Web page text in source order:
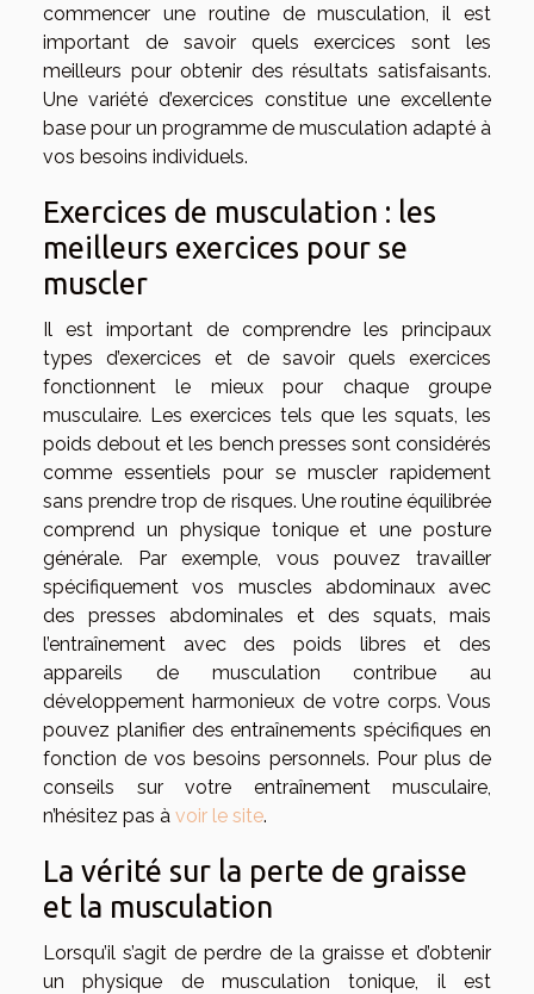
commencer une routine de musculation, il est
important de savoir quels exercices sont les
meilleurs pour obtenir des résultats satisfaisants.
Une variété d’exercices constitue une excellente
base pour un programme de musculation adapté à
vos besoins individuels.
Exercices de musculation : les
meilleurs exercices pour se
muscler
Il est important de comprendre les principaux
types d’exercices et de savoir quels exercices
fonctionnent le mieux pour chaque groupe
musculaire. Les exercices tels que les squats, les
poids debout et les bench presses sont considérés
comme essentiels pour se muscler rapidement
sans prendre trop de risques. Une routine équilibrée
comprend un physique tonique et une posture
générale. Par exemple, vous pouvez travailler
spécifiquement vos muscles abdominaux avec
des presses abdominales et des squats, mais
l’entraînement avec des poids libres et des
appareils de musculation contribue au
développement harmonieux de votre corps. Vous
pouvez planifier des entraînements spécifiques en
fonction de vos besoins personnels. Pour plus de
conseils sur votre entraînement musculaire,
n’hésitez pas à voir le site.
La vérité sur la perte de graisse
et la musculation
Lorsqu’il s’agit de perdre de la graisse et d’obtenir
un physique de musculation tonique, il est